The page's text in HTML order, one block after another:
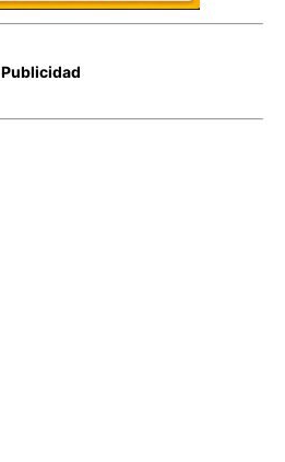
Publicidad